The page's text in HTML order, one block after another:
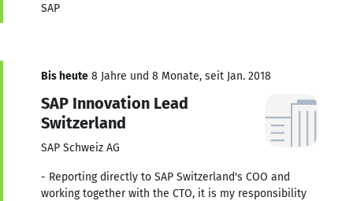
SAP
Bis heute 8 Jahre und 8 Monate, seit Jan. 2018
SAP Innovation Lead
Switzerland
SAP Schweiz AG
- Reporting directly to SAP Switzerland's COO and
working together with the CTO, it is my responsibility